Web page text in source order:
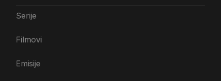
Serije
Filmovi
Emisije